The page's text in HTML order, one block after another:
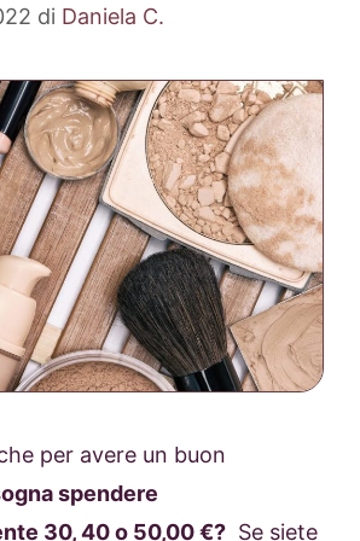
di Daniela C.
per avere un buon
spendere
30, 40 o 50,00 €? Se siete